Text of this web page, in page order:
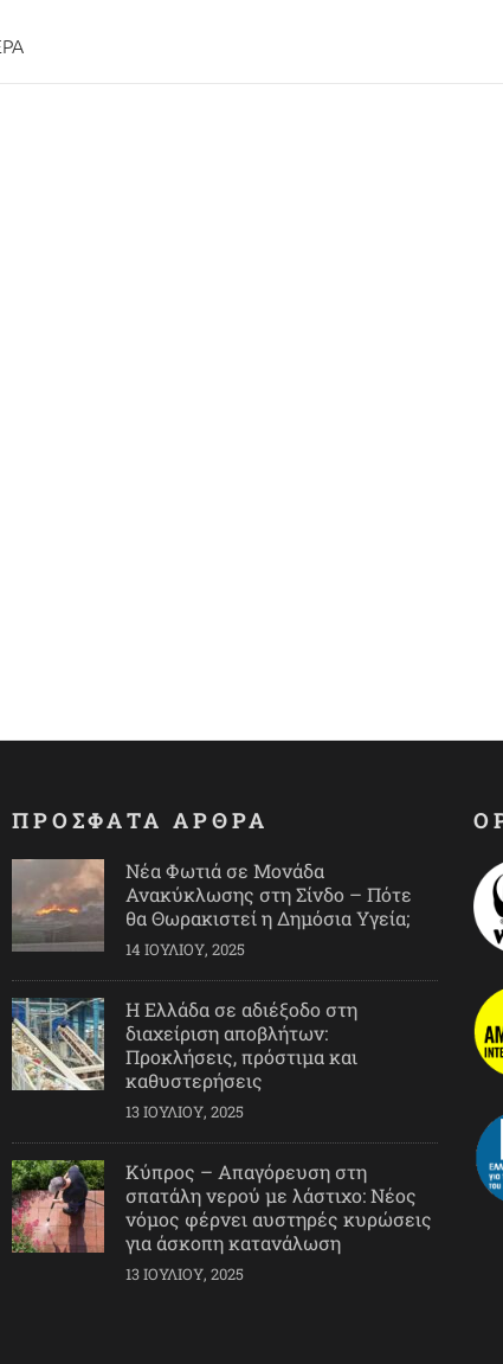
ΠΡΟΣΦΑΤΑ ΑΡΘΡΑ
Νέα Φωτιά σε Μονάδα
Ανακύκλωσης στη Σίνδο – Πότε
θα Θωρακιστεί η Δημόσια Υγεία;
14 ΙΟΥΛΊΟΥ, 2025
Η Ελλάδα σε αδιέξοδο στη
διαχείριση αποβλήτων:
Προκλήσεις, πρόστιμα και
καθυστερήσεις
13 ΙΟΥΛΊΟΥ, 2025
Κύπρος – Απαγόρευση στη
σπατάλη νερού με λάστιχο: Νέος
νόμος φέρνει αυστηρές κυρώσεις
για άσκοπη κατανάλωση
13 ΙΟΥΛΊΟΥ, 2025